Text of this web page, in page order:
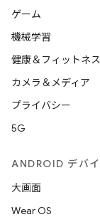
ゲーム
機械学習
健康＆フィットネス
カメラ＆メディア
プライバシー
5G
ANDROID デバ
大画面
Wear OS